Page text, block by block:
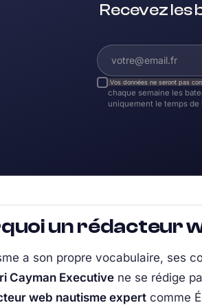
Recevez les
Vos données ne seront pas
chaque semaine les
uniquement le temps
un rédacteur
a son propre vocabulaire, ses
Cayman Executive ne se rédige
web nautisme expert comme